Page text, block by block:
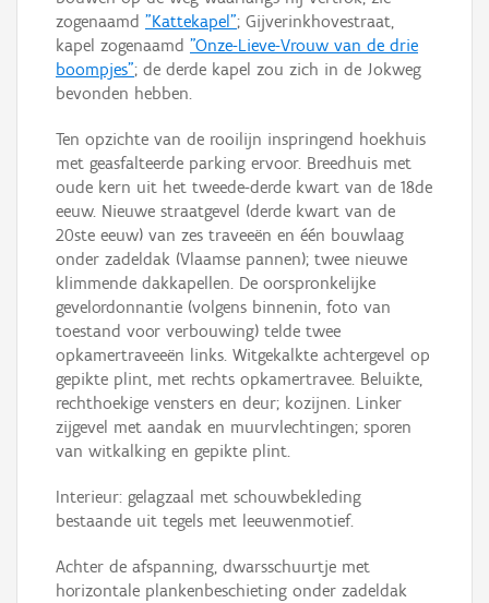
zogenaamd "Kattekapel"; Gijverinkhovestraat,
kapel zogenaamd "Onze-Lieve-Vrouw van de drie
boompjes"; de derde kapel zou zich in de Jokweg
bevonden hebben.
Ten opzichte van de rooilijn inspringend hoekhuis
met geasfalteerde parking ervoor. Breedhuis met
oude kern uit het tweede-derde kwart van de 18de
eeuw. Nieuwe straatgevel (derde kwart van de
20ste eeuw) van zes traveeën en één bouwlaag
onder zadeldak (Vlaamse pannen); twee nieuwe
klimmende dakkapellen. De oorspronkelijke
gevelordonnantie (volgens binnenin, foto van
toestand voor verbouwing) telde twee
opkamertraveeën links. Witgekalkte achtergevel op
gepikte plint, met rechts opkamertravee. Beluikte,
rechthoekige vensters en deur; kozijnen. Linker
zijgevel met aandak en muurvlechtingen; sporen
van witkalking en gepikte plint.
Interieur: gelagzaal met schouwbekleding
bestaande uit tegels met leeuwenmotief.
Achter de afspanning, dwarsschuurtje met
horizontale plankenbeschieting onder zadeldak